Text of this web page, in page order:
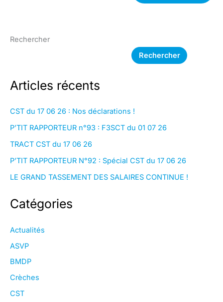
Rechercher
Rechercher
Articles récents
CST du 17 06 26 : Nos déclarations !
P’TIT RAPPORTEUR n°93 : F3SCT du 01 07 26
TRACT CST du 17 06 26
P’TIT RAPPORTEUR N°92 : Spécial CST du 17 06 26
LE GRAND TASSEMENT DES SALAIRES CONTINUE !
Catégories
Actualités
ASVP
BMDP
Crèches
CST